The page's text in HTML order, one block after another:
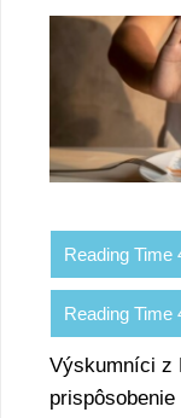
Výskumníci z